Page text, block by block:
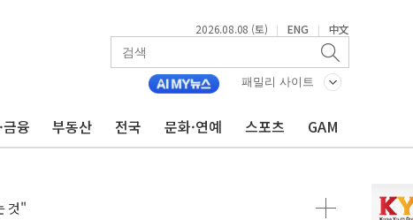
2026.08.08 (토) | ENG | 中文
패밀리 사이트
금융 부동산 전국 문화·연예 스포츠 GAM
소될 듯
것"